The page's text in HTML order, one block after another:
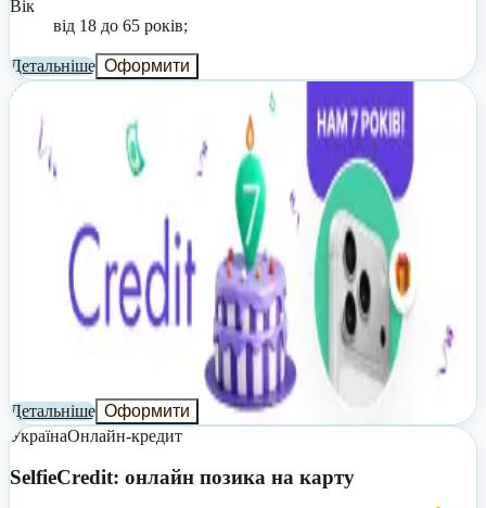
Вік
від 18 до 65 років;
Детальніше Оформити
Україна
Credit7: онлайн позика на карту
Відсоткова ставка
від 345-ти днів до 365 днів (період сплати процентів за
користування кредитом: від 5-ти днів до 30 днів);
Реальна річна ставка
від 3,65% до 4545%;
до 20 000 грн;
до 30 днів;
Детальніше Оформити
УкраїнаОнлайн-кредит
SelfieCredit: онлайн позика на карту